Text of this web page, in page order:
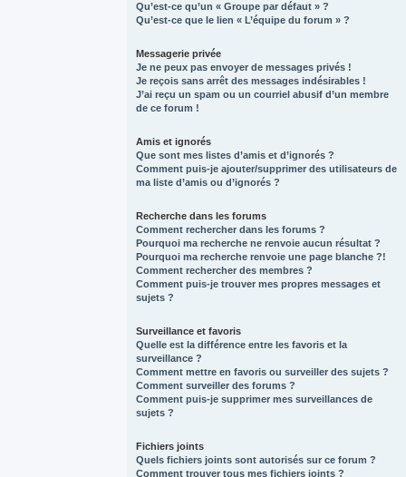
Qu’est-ce qu’un « Groupe par défaut » ?
Qu’est-ce que le lien « L’équipe du forum » ?
Messagerie privée
Je ne peux pas envoyer de messages privés !
Je reçois sans arrêt des messages indésirables !
J’ai reçu un spam ou un courriel abusif d’un membre
de ce forum !
Amis et ignorés
Que sont mes listes d’amis et d’ignorés ?
Comment puis-je ajouter/supprimer des utilisateurs de
ma liste d’amis ou d’ignorés ?
Recherche dans les forums
Comment rechercher dans les forums ?
Pourquoi ma recherche ne renvoie aucun résultat ?
Pourquoi ma recherche renvoie une page blanche ?!
Comment rechercher des membres ?
Comment puis-je trouver mes propres messages et
sujets ?
Surveillance et favoris
Quelle est la différence entre les favoris et la
surveillance ?
Comment mettre en favoris ou surveiller des sujets ?
Comment surveiller des forums ?
Comment puis-je supprimer mes surveillances de
sujets ?
Fichiers joints
Quels fichiers joints sont autorisés sur ce forum ?
Comment trouver tous mes fichiers joints ?